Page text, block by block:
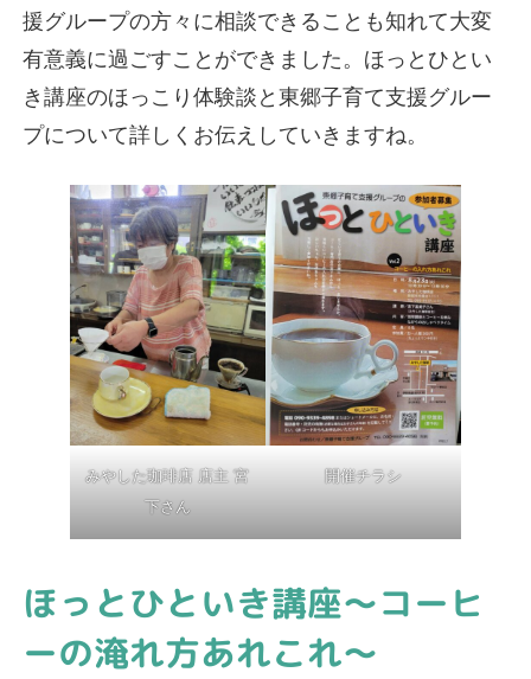
援グループの方々に相談できることも知れて大変
有意義に過ごすことができました。ほっとひとい
き講座のほっこり体験談と東郷子育て支援グルー
プについて詳しくお伝えしていきますね。
みやした珈琲店 店主 宮
下さん
開催チラシ
ほっとひといき講座～コーヒ
ーの淹れ方あれこれ～